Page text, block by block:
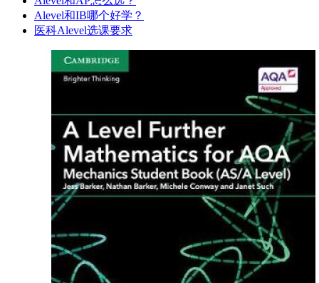
Alevel和IB哪个好学？
医科Alevel选课要求